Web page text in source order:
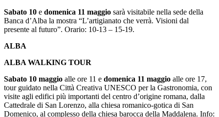
Sabato 10 e domenica 11 maggio sarà visitabile nella sede della
Banca d’Alba la mostra “L’artigianato che verrà. Visioni dal
presente al futuro”. Orario: 10-13 – 15-19.
ALBA
ALBA WALKING TOUR
Sabato 10 maggio alle ore 11 e domenica 11 maggio alle ore 17,
tour guidato nella Città Creativa UNESCO per la Gastronomia, con
visite agli edifici più importanti del centro d’origine romana, dalla
Cattedrale di San Lorenzo, alla chiesa romanico-gotica di San
Domenico, al complesso della chiesa barocca della Maddalena. Info: